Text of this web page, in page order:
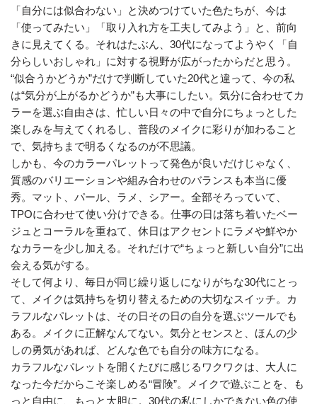
「自分には似合わない」と決めつけていた色たちが、今は
「使ってみたい」「取り入れ方を工夫してみよう」と、前向
きに見えてくる。それはたぶん、30代になってようやく「自
分らしいおしゃれ」に対する視野が広がったからだと思う。
“似合うかどうか”だけで判断していた20代と違って、今の私
は“気分が上がるかどうか”も大事にしたい。気分に合わせてカ
ラーを選ぶ自由さは、忙しい日々の中で自分にちょっとした
楽しみを与えてくれるし、普段のメイクに彩りが加わること
で、気持ちまで明るくなるのが不思議。
しかも、今のカラーパレットって発色が良いだけじゃなく、
質感のバリエーションや組み合わせのバランスも本当に優
秀。マット、パール、ラメ、シアー。全部そろっていて、
TPOに合わせて使い分けできる。仕事の日は落ち着いたベー
ジュとコーラルを重ねて、休日はアクセントにラメや鮮やか
なカラーを少し加える。それだけで“ちょっと新しい自分”に出
会える気がする。
そして何より、毎日が同じ繰り返しになりがちな30代にとっ
て、メイクは気持ちを切り替えるための大切なスイッチ。カ
ラフルなパレットは、その日その日の自分を選ぶツールでも
ある。メイクに正解なんてない。気分とセンスと、ほんの少
しの勇気があれば、どんな色でも自分の味方になる。
カラフルなパレットを開くたびに感じるワクワクは、大人に
なった今だからこそ楽しめる“冒険”。メイクで遊ぶことを、も
っと自由に、もっと大胆に。30代の私にしかできない色の使